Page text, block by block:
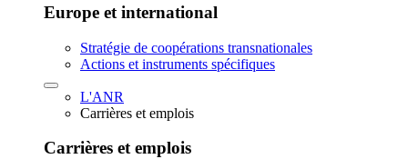
Europe et international
Stratégie de coopérations transnationales
Actions et instruments spécifiques
L'ANR
Carrières et emplois
Carrières et emplois